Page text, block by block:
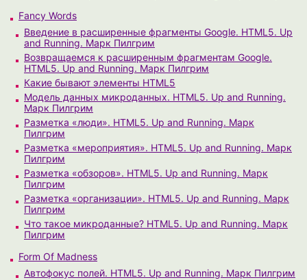
Fancy Words
Введение в расширенные фрагменты Google. HTML5. Up
and Running. Марк Пилгрим
Возвращаемся к расширенным фрагментам Google.
HTML5. Up and Running. Марк Пилгрим
Какие бывают элементы HTML5
Модель данных микроданных. HTML5. Up and Running.
Марк Пилгрим
Разметка «люди». HTML5. Up and Running. Марк
Пилгрим
Разметка «мероприятия». HTML5. Up and Running. Марк
Пилгрим
Разметка «обзоров». HTML5. Up and Running. Марк
Пилгрим
Разметка «организации». HTML5. Up and Running. Марк
Пилгрим
Что такое микроданные? HTML5. Up and Running. Марк
Пилгрим
Form Of Madness
Автофокус полей. HTML5. Up and Running. Марк Пилгрим